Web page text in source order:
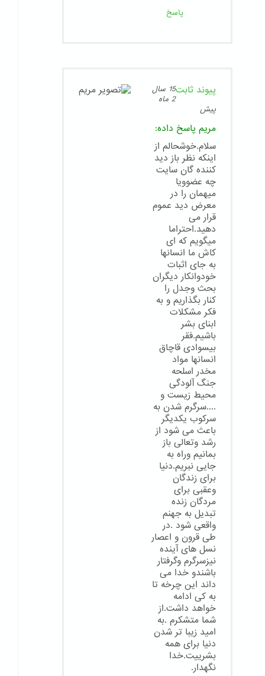
پاسخ
پیوند ثابت
15 سال
2 ماه
پیش
مریم پاسخ داده:
سلام.خوشحالم از
اینکه نظر باز دید
کننده گان سایت
چه عضوویا
میهمان را در
معرض دید عموم
قرار می
دهید.احتراما
میگویم که ای
کاش ما انسانها
به جای اثبات
خودوانکار دیگران
بحث وجدل را
کنار بگذاریم و به
فکر مشکلات
ابنای بشر
باشیم.فقر
بیسوادی قاچاق
انسانها مواد
مخدر اسلحه
جنگ آلودگی
محیط زیست و
....سرگرم شدن به
سرکوب یکدیگر
باعث می شود از
رشد وتعالی باز
بمانیم وراه به
جایی نبریم.دنیا
برای زندگان
وعقبی برای
مردگان زنده
تبدیل به جهنم
واقعی شود .در
طی قرون و اعصار
نسل های آینده
نیزسرگرم وگرفتار
باشندو خدا می
داند این چرخه تا
به کی ادامه
خواهد داشت.از
شما متشکرم .به
امید زیبا تر شدن
دنیا برای همه
بشرییت.خدا
نگهدار.